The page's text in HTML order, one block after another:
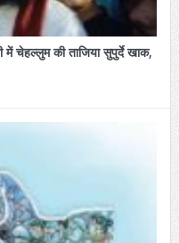
में चेहल्लुम की ताजिया सुपुर्दे खाक,